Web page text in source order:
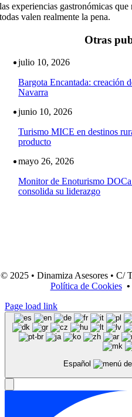
las experiencias gastronómicas
todas valen realmente la pena.
Otras
julio 10, 2026
Bargota Encantada: creación
Navarra
junio 10, 2026
Turismo MICE en destinos
producto
mayo 26, 2026
Monitor de Enoturismo
consolida su liderazgo
© 2025 • Dinamiza Asesores •
Política de Cookies •
Page load link
Español